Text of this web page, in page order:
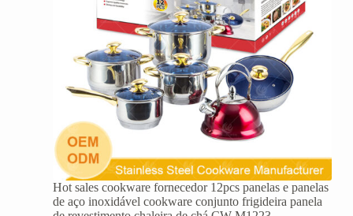
Hot sales cookware fornecedor 12pcs panelas e panelas
de aço inoxidável cookware conjunto frigideira panela